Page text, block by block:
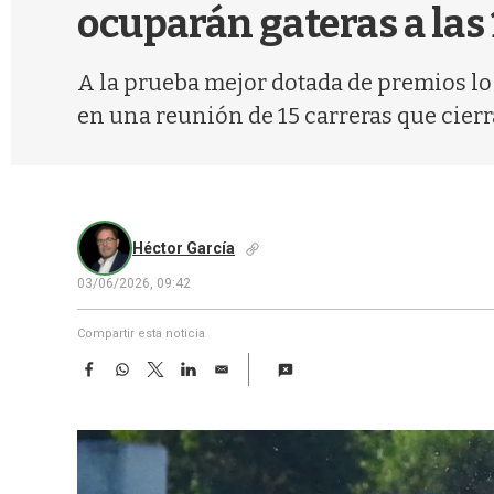
ocuparán gateras a las
A la prueba mejor dotada de premios
en una reunión de 15 carreras que
Héctor García
03/06/2026, 09:42
Compartir esta noticia
F
e
b
W
t
s
T
w
t
t
e
L
k
e
d
E
i